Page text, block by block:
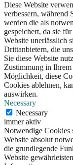
Diese Website
verbessern, während
werden die als
gespeichert, da sie
Website unerlässlich
Drittanbietern, die
Sie diese Website
Zustimmung in
Möglichkeit, diese
Cookies ablehnen,
auswirken.
Necessary
Necessary
immer aktiv
Notwendige Cookies
Website absolut
die grundlegende
Website